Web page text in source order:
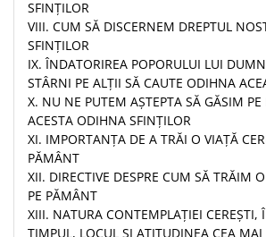
SFINŢILOR
VIII. CUM SĂ DISCERNEM DREPTUL
SFINŢILOR
IX. ÎNDATORIREA POPORULUI LUI
STÂRNI PE ALŢII SĂ CAUTE ODIHNA
X. NU NE PUTEM AŞTEPTA SĂ GĂSIM
ACESTA ODIHNA SFINŢILOR
XI. IMPORTANŢA DE A TRĂI O VIAŢĂ
PĂMÂNT
XII. DIRECTIVE DESPRE CUM SĂ TRĂIM
PE PĂMÂNT
XIII. NATURA CONTEMPLAŢIEI CEREŞTI,
TIMPUL, LOCUL ŞI ATITUDINEA CEA MAI